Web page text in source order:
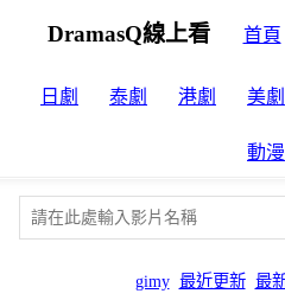
DramasQ線上看 首頁
日劇 泰劇 港劇 美劇
動漫
gimy 最近更新 最